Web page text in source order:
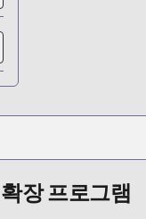
manga/ane-no-
장 프로그램